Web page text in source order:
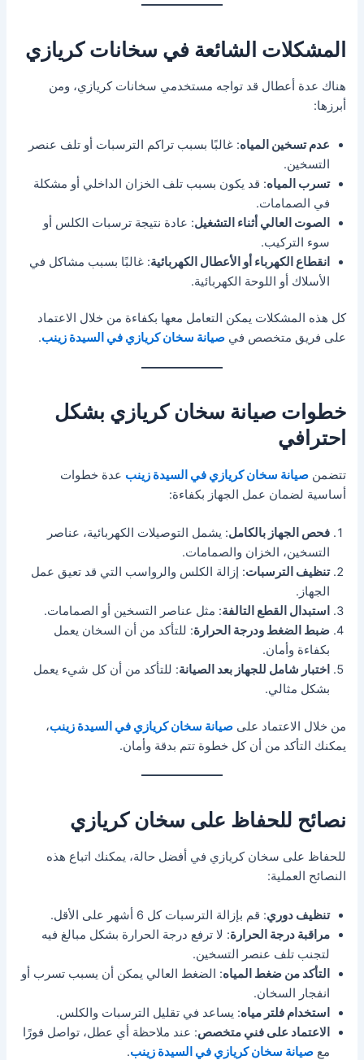
المشكلات الشائعة في سخانات كريازي
هناك عدة أعطال قد تواجه مستخدمي سخانات كريازي، ومن
أبرزها:
عدم تسخين المياه: غالبًا بسبب تراكم الترسبات أو تلف عنصر
التسخين.
تسرب المياه: قد يكون بسبب تلف الخزان الداخلي أو مشكلة
في الصمامات.
الصوت العالي أثناء التشغيل: عادة نتيجة ترسبات الكلس أو
سوء التركيب.
انقطاع الكهرباء أو الأعطال الكهربائية: غالبًا بسبب مشاكل في
الأسلاك أو اللوحة الكهربائية.
كل هذه المشكلات يمكن التعامل معها بكفاءة من خلال الاعتماد
على فريق متخصص فيصيانة سخان كريازي في السيدة زينب.
خطوات صيانة سخان كريازي بشكل
احترافي
تتضمنصيانة سخان كريازي في السيدة زينب عدة خطوات
أساسية لضمان عمل الجهاز بكفاءة:
فحص الجهاز بالكامل: يشمل التوصيلات الكهربائية، عناصر
التسخين، الخزان والصمامات.
تنظيف الترسبات: إزالة الكلس والرواسب التي قد تعيق عمل
الجهاز.
استبدال القطع التالفة: مثل عناصر التسخين أو الصمامات.
ضبط الضغط ودرجة الحرارة: للتأكد من أن السخان يعمل
بكفاءة وأمان.
اختبار شامل للجهاز بعد الصيانة: للتأكد من أن كل شيء يعمل
بشكل مثالي.
من خلال الاعتماد علىصيانة سخان كريازي في السيدة زينب،
يمكنك التأكد من أن كل خطوة تتم بدقة وأمان.
نصائح للحفاظ على سخان كريازي
للحفاظ على سخان كريازي في أفضل حالة، يمكنك اتباع هذه
النصائح العملية:
تنظيف دوري: قم بإزالة الترسبات كل 6 أشهر على الأقل.
مراقبة درجة الحرارة: لا ترفع درجة الحرارة بشكل مبالغ فيه
لتجنب تلف عنصر التسخين.
التأكد من ضغط المياه: الضغط العالي يمكن أن يسبب تسرب أو
انفجار السخان.
استخدام فلتر مياه: يساعد في تقليل الترسبات والكلس.
الاعتماد على فني متخصص: عند ملاحظة أي عطل، تواصل فورًا
معصيانة سخان كريازي في السيدة زينب.